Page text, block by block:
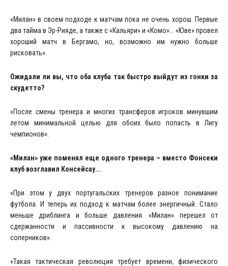
«Милан» в своем подходе к матчам пока не очень хорош. Первые
два тайма в Эр-Рияде, а также с «Кальяри» и «Комо»... «Юве» провел
хороший матч в Бергамо, но, возможно им нужно больше
рисковать».
Ожидали ли вы, что оба клуба так быстро выйдут из гонки за
скудетто?
«После смены тренера и многих трансферов игроков минувшим
летом минимальной целью для обоих было попасть в Лигу
чемпионов».
«Милан» уже поменял еще одного тренера – вместо Фонсеки
клуб возглавил Консейсау...
«При этом у двух португальских тренеров разное понимание
футбола. И теперь их подход к матчам более энергичный. Стало
меньше дриблинга и больше давления. «Милан» перешел от
сдержанности и пассивности к высокому давлению на
соперников».
«Такая тактическая революция требует времени, физического